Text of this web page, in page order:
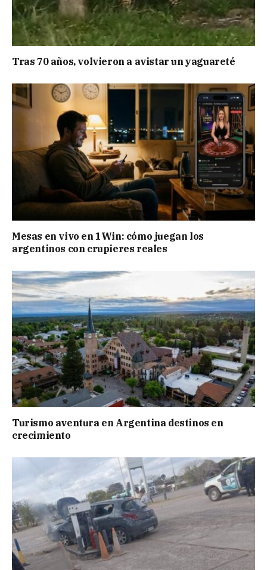
Tras 70 años, volvieron a avistar un yaguareté
Mesas en vivo en 1Win: cómo juegan los
argentinos con crupieres reales
Turismo aventura en Argentina destinos en
crecimiento